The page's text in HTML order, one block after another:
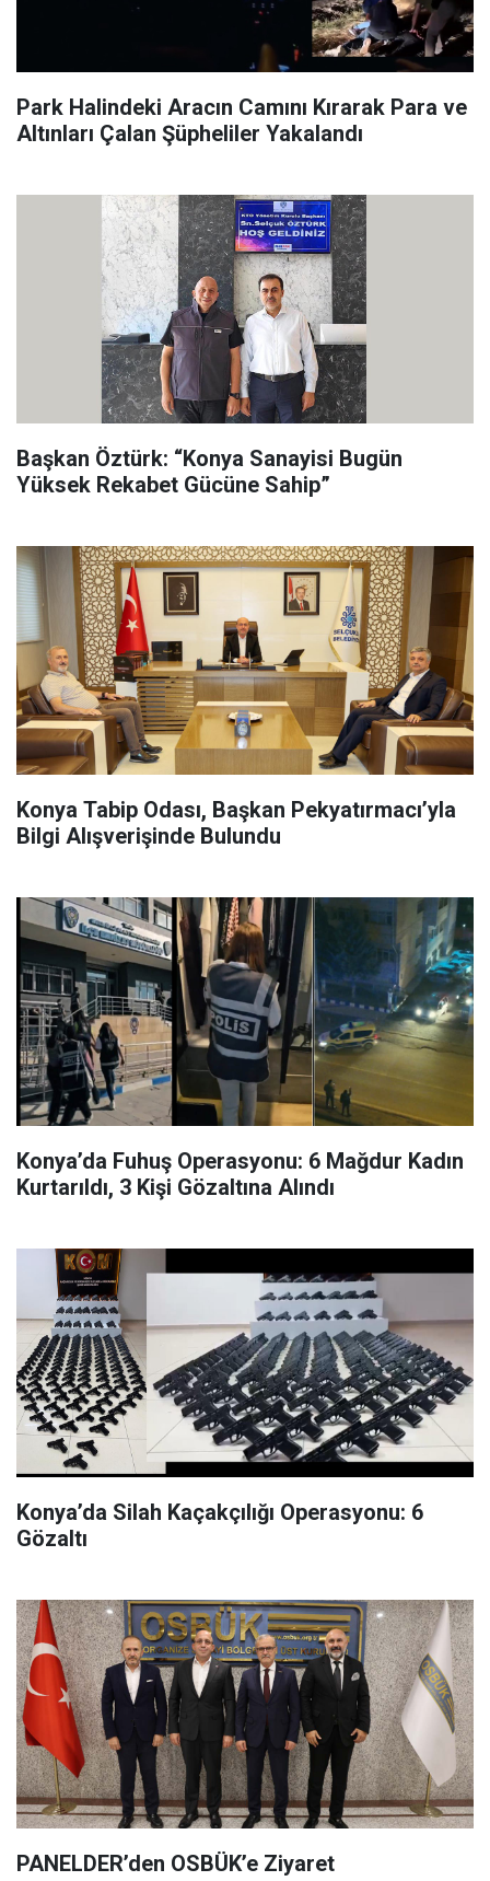
Park Halindeki Aracın Camını Kırarak Para ve
Altınları Çalan Şüpheliler Yakalandı
Başkan Öztürk: “Konya Sanayisi Bugün
Yüksek Rekabet Gücüne Sahip”
Konya Tabip Odası, Başkan Pekyatırmacı’yla
Bilgi Alışverişinde Bulundu
Konya’da Fuhuş Operasyonu: 6 Mağdur Kadın
Kurtarıldı, 3 Kişi Gözaltına Alındı
Konya’da Silah Kaçakçılığı Operasyonu: 6
Gözaltı
PANELDER’den OSBÜK’e Ziyaret